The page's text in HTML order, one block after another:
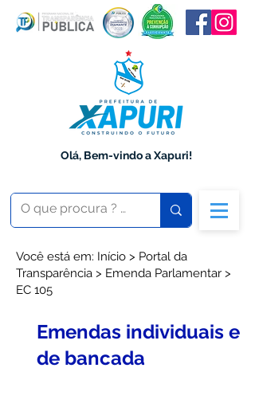
Olá, Bem-vindo a Xapuri!
Você está em: Início > Portal da
Transparência > Emenda Parlamentar >
EC 105
Emendas individuais e
de bancada